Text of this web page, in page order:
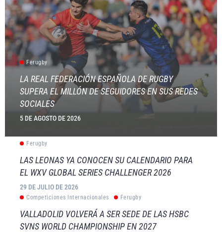
Ferugby
LA REAL FEDERACIÓN ESPAÑOLA DE RUGBY
SUPERA EL MILLÓN DE SEGUIDORES EN SUS REDES
SOCIALES
5 DE AGOSTO DE 2026
Ferugby
LAS LEONAS YA CONOCEN SU CALENDARIO PARA
EL WXV GLOBAL SERIES CHALLENGER 2026
29 DE JULIO DE 2026
Competiciones Internacionales Ferugby
VALLADOLID VOLVERÁ A SER SEDE DE LAS HSBC
SVNS WORLD CHAMPIONSHIP EN 2027